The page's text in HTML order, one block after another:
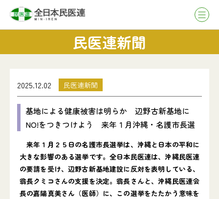
民医連新聞
2025.12.02 民医連新聞
基地による健康被害は明らか 辺野古新基地に
NO!をつきつけよう 来年１月沖縄・名護市長選
来年１月２５日の名護市長選挙は、沖縄と日本の平和に
大きな影響のある選挙です。全日本民医連は、沖縄民医連
の要請を受け、辺野古新基地建設に反対を表明している、
翁長クミコさんの支援を決定。翁長さんと、沖縄民医連会
長の嘉陽真美さん（医師）に、この選挙をたたかう意味を